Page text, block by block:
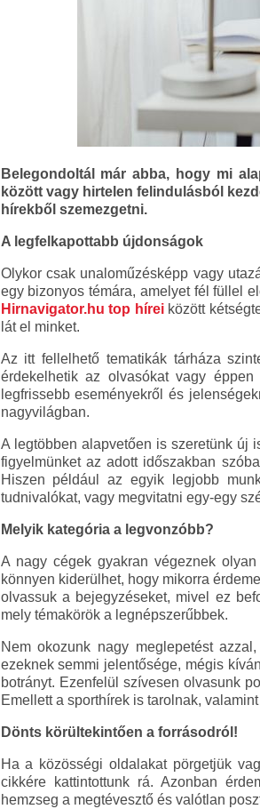
Belegondoltál már abba, hogy mi
között vagy hirtelen felindulásból
hírekből szemezgetni.
A legfelkapottabb újdonságok
Olykor csak unaloműzésképp vagy
egy bizonyos témára, amelyet fél füllel
Hirnavigator.hu top híreiközött
lát el minket.
Az itt fellelhető tematikák tárháza
érdekelhetik az olvasókat vagy
legfrissebb eseményekről és
nagyvilágban.
A legtöbben alapvetően is szeretünk új
figyelmünket az adott időszakban
Hiszen például az egyik legjobb
tudnivalókat, vagy megvitatni egy-egy
Melyik kategória a legvonzóbb?
A nagy cégek gyakran végeznek
könnyen kiderülhet, hogy mikorra
olvassuk a bejegyzéseket, mivel ez
mely témakörök a legnépszerűbbek.
Nem okozunk nagy meglepetést
ezeknek semmi jelentősége, mégis
botrányt. Ezenfelül szívesen olvasunk
Emellett a sporthírek is tarolnak,
Dönts körültekintően a forrásodról!
Ha a közösségi oldalakat pörgetjük
cikkére kattintottunk rá. Azonban
hemzseg a megtévesztő és valótlan